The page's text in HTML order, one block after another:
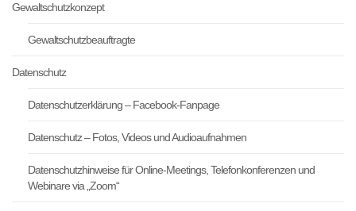
Gewaltschutzkonzept
Gewaltschutzbeauftragte
Datenschutz
Datenschutzerklärung – Facebook-Fanpage
Datenschutz – Fotos, Videos und Audioaufnahmen
Datenschutzhinweise für Online-Meetings, Telefonkonferenzen und
Webinare via „Zoom“